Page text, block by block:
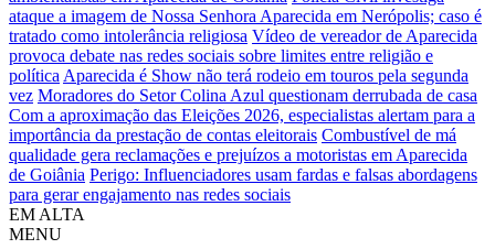
ataque a imagem de Nossa Senhora Aparecida em Nerópolis; caso é
tratado como intolerância religiosa Vídeo de vereador de Aparecida
provoca debate nas redes sociais sobre limites entre religião e
política Aparecida é Show não terá rodeio em touros pela segunda
vez Moradores do Setor Colina Azul questionam derrubada de casa
Com a aproximação das Eleições 2026, especialistas alertam para a
importância da prestação de contas eleitorais Combustível de má
qualidade gera reclamações e prejuízos a motoristas em Aparecida
de Goiânia Perigo: Influenciadores usam fardas e falsas abordagens
para gerar engajamento nas redes sociais
EM ALTA
MENU